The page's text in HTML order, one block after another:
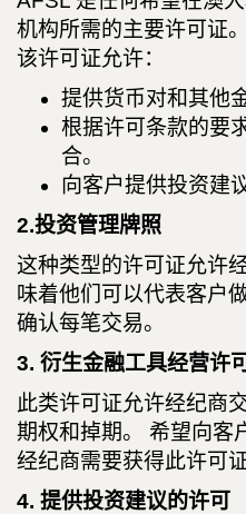
机构所需的主要许可证
该许可证允许：
提供货币对和其他
根据许可条款的要
合。
向客户提供投资建议
2.投资管理牌照
这种类型的许可证允许
味着他们可以代表客户
确认每笔交易。
3. 衍生金融工具经营许可
此类许可证允许经纪商
期权和掉期。 希望向客
经纪商需要获得此许可证
4. 提供投资建议的许可